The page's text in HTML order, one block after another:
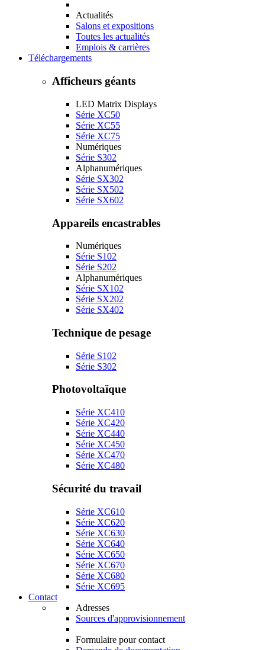
Actualités
Salons et expositions
Toutes les actualités
Emplois & carrières
Téléchargements
Afficheurs géants
LED Matrix Displays
Série XC50
Série XC55
Série XC75
Numériques
Série S302
Alphanumériques
Série SX302
Série SX502
Série SX602
Appareils encastrables
Numériques
Série S102
Série S202
Alphanumériques
Série SX102
Série SX202
Série SX402
Technique de pesage
Série S102
Série S302
Photovoltaïque
Série XC410
Série XC420
Série XC440
Série XC450
Série XC470
Série XC480
Sécurité du travail
Série XC610
Série XC620
Série XC630
Série XC640
Série XC650
Série XC670
Série XC680
Série XC695
Contact
Adresses
Sources d'approvisionnement
Formulaire pour contact